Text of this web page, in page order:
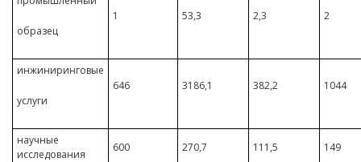
образец
1 53,3 2,3 2
инжиниринговые
услуги
646 3186,1 382,2 1044
научные
исследования
600 270,7 111,5 149